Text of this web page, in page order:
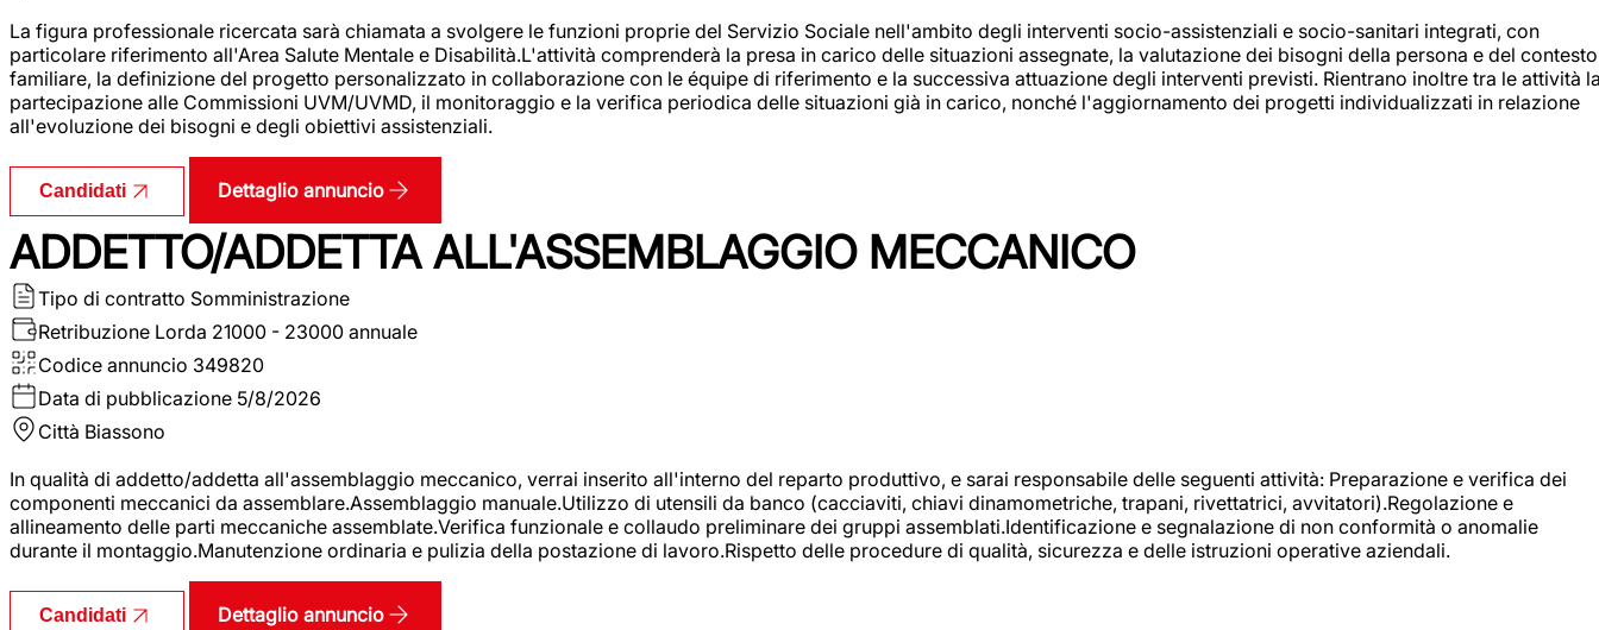
La figura professionale ricercata sarà chiamata a svolgere le funzioni proprie del Servizio Sociale nell'ambito degli interventi socio-assistenziali e socio-sanitari integrati, con
particolare riferimento all'Area Salute Mentale e Disabilità.L'attività comprenderà la presa in carico delle situazioni assegnate, la valutazione dei bisogni della persona e del contesto
familiare, la definizione del progetto personalizzato in collaborazione con le équipe di riferimento e la successiva attuazione degli interventi previsti. Rientrano inoltre tra le attività
partecipazione alle Commissioni UVM/UVMD, il monitoraggio e la verifica periodica delle situazioni già in carico, nonché l'aggiornamento dei progetti individualizzati in relazione
all'evoluzione dei bisogni e degli obiettivi assistenziali.
Candidati Dettaglio annuncio
ADDETTO/ADDETTA ALL'ASSEMBLAGGIO MECCANICO
Tipo di contratto Somministrazione
Retribuzione Lorda 21000 - 23000 annuale
Codice annuncio 349820
Data di pubblicazione 5/8/2026
Città Biassono
In qualità di addetto/addetta all'assemblaggio meccanico, verrai inserito all'interno del reparto produttivo, e sarai responsabile delle seguenti attività: Preparazione e verifica dei
componenti meccanici da assemblare.Assemblaggio manuale.Utilizzo di utensili da banco (cacciaviti, chiavi dinamometriche, trapani, rivettatrici, avvitatori).Regolazione e
allineamento delle parti meccaniche assemblate.Verifica funzionale e collaudo preliminare dei gruppi assemblati.Identificazione e segnalazione di non conformità o anomalie
durante il montaggio.Manutenzione ordinaria e pulizia della postazione di lavoro.Rispetto delle procedure di qualità, sicurezza e delle istruzioni operative aziendali.
Candidati Dettaglio annuncio